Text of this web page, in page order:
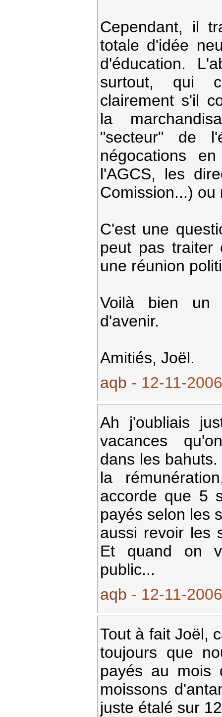
Cependant, il
totale d'idée
d'éducation.
surtout, qui
clairement s'il
la
"secteur" de
négocations
l'AGCS, les
Comission...) ou
C'est une
peut pas traiter
une réunion
Voilà bien un
d'avenir.
Amitiés, Joël.
aqb - 12-11-
Ah j'oubliais
vacances
dans les
la
accorde que 5
payés selon les
aussi revoir les
Et quand on
public...
aqb - 12-11-
Tout à fait Joël,
toujours que
payés au mois
moissons
juste étalé sur